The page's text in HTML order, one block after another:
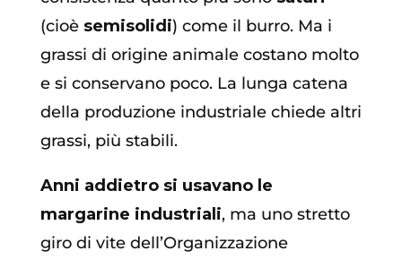
(cioè semisolidi) come il burro. Ma i
grassi di origine animale costano molto
e si conservano poco. La lunga catena
della produzione industriale chiede altri
grassi, più stabili.
Anni addietro si usavano le
margarine industriali, ma uno stretto
giro di vite dell’Organizzazione